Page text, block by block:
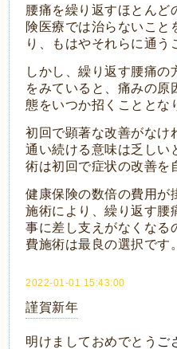
腰痛を繰り返すほとんど
険医療では治らないこと
り、もはやそれらに通う
しかし、繰り返す腰痛の
をみていると、痛みの原
態をいつか招くこととな
初回で顕著な改善がなけ
通い続ける意味は乏しい
術は初回で症状の改善を
健康保険の数倍の費用が
施術により、繰り返す腰
事に差し支えがなくなる
費施術は最良の選択です。
2022-01-01 15:43:00
謹賀新年
明けましておめでとう ご